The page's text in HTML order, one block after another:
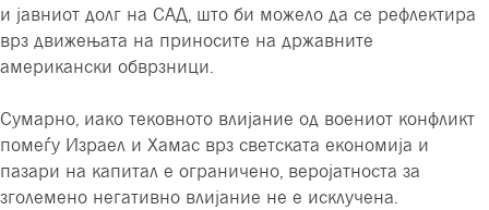
и јавниот долг на САД, што би можело да се рефлектира
врз движењата на приносите на државните
американски обврзници.
Сумарно, иако тековното влијание од воениот конфликт
помеѓу Израел и Хамас врз светската економија и
пазари на капитал е ограничено, веројатноста за
зголемено негативно влијание не е исклучена.